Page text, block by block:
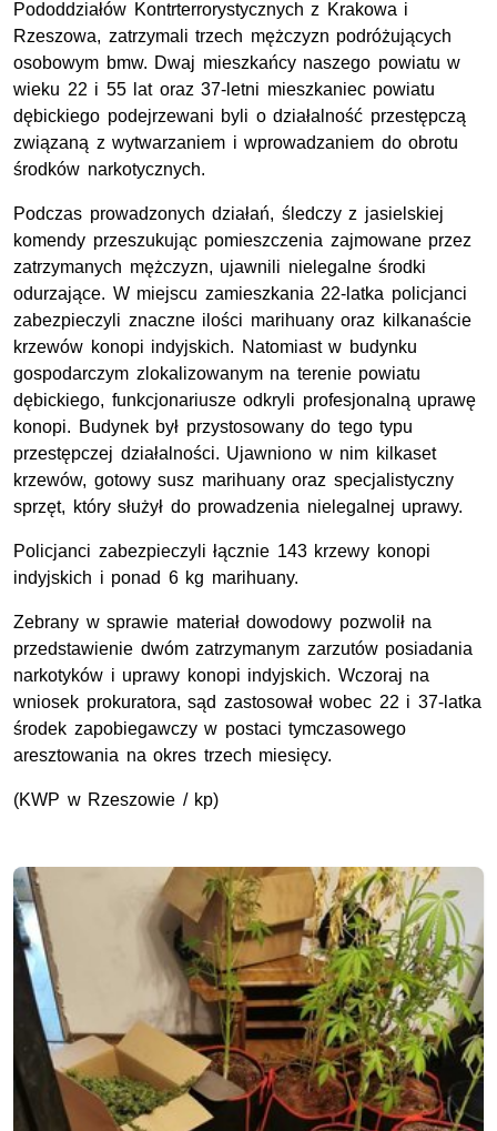
Pododdziałów Kontrterrorystycznych z Krakowa i
Rzeszowa, zatrzymali trzech mężczyzn podróżujących
osobowym bmw. Dwaj mieszkańcy naszego powiatu w
wieku 22 i 55 lat oraz 37-letni mieszkaniec powiatu
dębickiego podejrzewani byli o działalność przestępczą
związaną z wytwarzaniem i wprowadzaniem do obrotu
środków narkotycznych.
Podczas prowadzonych działań, śledczy z jasielskiej
komendy przeszukując pomieszczenia zajmowane przez
zatrzymanych mężczyzn, ujawnili nielegalne środki
odurzające. W miejscu zamieszkania 22-latka policjanci
zabezpieczyli znaczne ilości marihuany oraz kilkanaście
krzewów konopi indyjskich. Natomiast w budynku
gospodarczym zlokalizowanym na terenie powiatu
dębickiego, funkcjonariusze odkryli profesjonalną uprawę
konopi. Budynek był przystosowany do tego typu
przestępczej działalności. Ujawniono w nim kilkaset
krzewów, gotowy susz marihuany oraz specjalistyczny
sprzęt, który służył do prowadzenia nielegalnej uprawy.
Policjanci zabezpieczyli łącznie 143 krzewy konopi
indyjskich i ponad 6 kg marihuany.
Zebrany w sprawie materiał dowodowy pozwolił na
przedstawienie dwóm zatrzymanym zarzutów posiadania
narkotyków i uprawy konopi indyjskich. Wczoraj na
wniosek prokuratora, sąd zastosował wobec 22 i 37-latka
środek zapobiegawczy w postaci tymczasowego
aresztowania na okres trzech miesięcy.
(KWP w Rzeszowie / kp)